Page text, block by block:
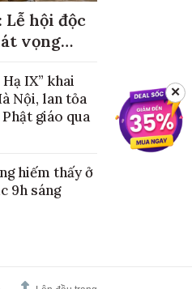
Lễ hội độc
vọng
IX” khai
Nội, lan tỏa
giáo qua
hiếm thấy ở
9h sáng
✕